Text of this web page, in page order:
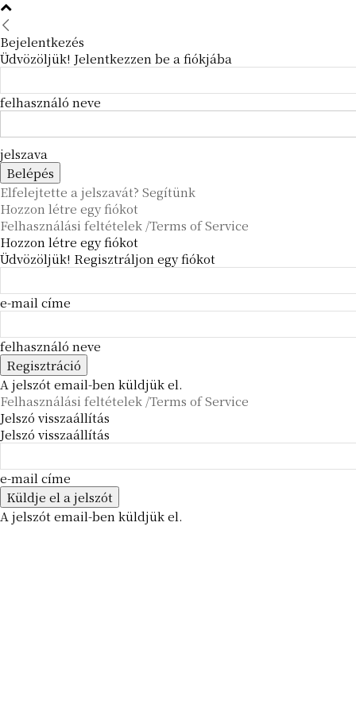
Bejelentkezés
Üdvözöljük! Jelentkezzen be a fiókjába
felhasználó neve
jelszava
Elfelejtette a jelszavát? Segítünk
Hozzon létre egy fiókot
Felhasználási feltételek /Terms of Service
Hozzon létre egy fiókot
Üdvözöljük! Regisztráljon egy fiókot
e-mail címe
felhasználó neve
A jelszót email-ben küldjük el.
Felhasználási feltételek /Terms of Service
Jelszó visszaállítás
Jelszó visszaállítás
e-mail címe
A jelszót email-ben küldjük el.